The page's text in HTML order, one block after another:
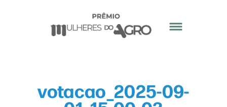
votacao_2025-09-